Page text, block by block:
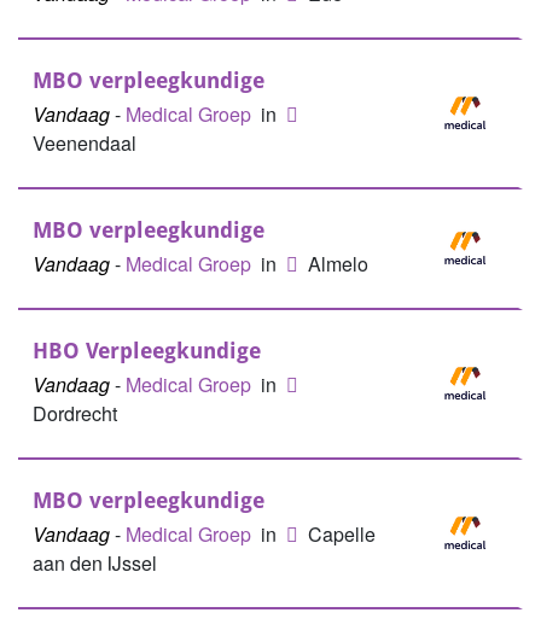
MBO verpleegkundige
Vandaag- Medical Groep in
Veenendaal
MBO verpleegkundige
Vandaag- Medical Groep in Almelo
HBO Verpleegkundige
Vandaag- Medical Groep in
Dordrecht
MBO verpleegkundige
Vandaag- Medical Groep in
Capelle
aan den IJssel